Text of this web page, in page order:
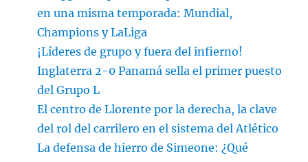
en una misma temporada: Mundial,
Champions y LaLiga
¡Líderes de grupo y fuera del infierno!
Inglaterra 2-0 Panamá sella el primer puesto
del Grupo L
El centro de Llorente por la derecha, la clave
del rol del carrilero en el sistema del Atlético
La defensa de hierro de Simeone: ¿Qué